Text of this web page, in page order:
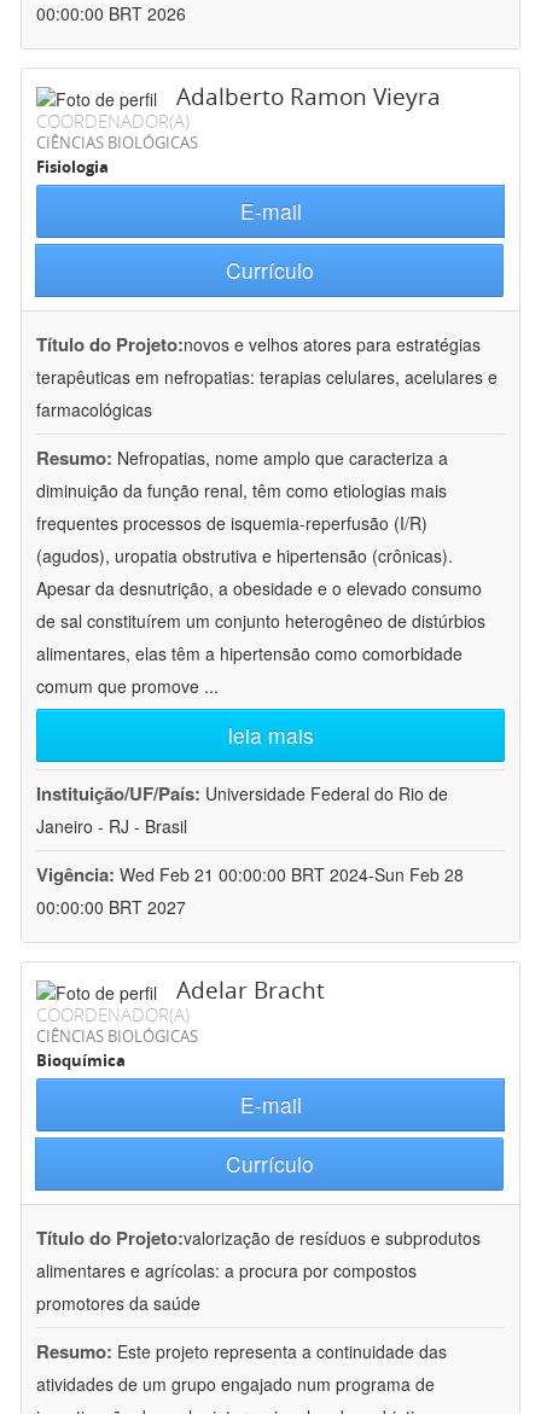
00:00:00 BRT 2026
Adalberto Ramon Vieyra
COORDENADOR(A)
CIÊNCIAS BIOLÓGICAS
Fisiologia
E-mail
Currículo
Título do Projeto:novos e velhos atores para estratégias
terapêuticas em nefropatias: terapias celulares, acelulares e
farmacológicas
Resumo: Nefropatias, nome amplo que caracteriza a
diminuição da função renal, têm como etiologias mais
frequentes processos de isquemia-reperfusão (I/R)
(agudos), uropatia obstrutiva e hipertensão (crônicas).
Apesar da desnutrição, a obesidade e o elevado consumo
de sal constituírem um conjunto heterogêneo de distúrbios
alimentares, elas têm a hipertensão como comorbidade
comum que promove ...
leia mais
Instituição/UF/País: Universidade Federal do Rio de
Janeiro - RJ - Brasil
Vigência: Wed Feb 21 00:00:00 BRT 2024-Sun Feb 28
00:00:00 BRT 2027
Adelar Bracht
COORDENADOR(A)
CIÊNCIAS BIOLÓGICAS
Bioquímica
E-mail
Currículo
Título do Projeto:valorização de resíduos e subprodutos
alimentares e agrícolas: a procura por compostos
promotores da saúde
Resumo: Este projeto representa a continuidade das
atividades de um grupo engajado num programa de